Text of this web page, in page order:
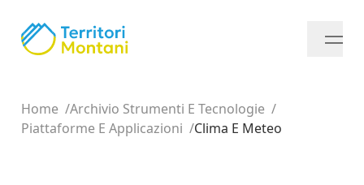
Home
Archivio Strumenti E Tecnologie
Piattaforme E Applicazioni
Clima E Meteo